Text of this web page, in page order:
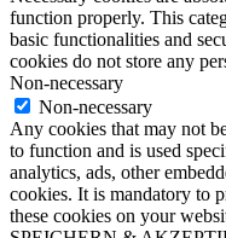
function properly. This
basic functionalities and
cookies do not store any
Non-necessary
Non-necessary
Any cookies that may not
to function and is used
analytics, ads, other
cookies. It is mandatory to
these cookies on your